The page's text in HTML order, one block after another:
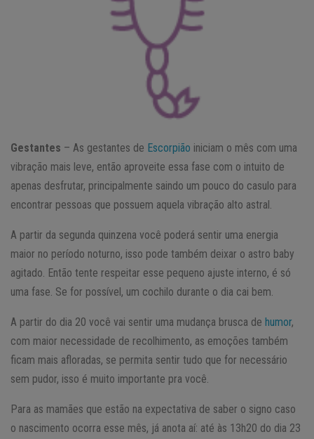
Gestantes – As gestantes de Escorpião iniciam o mês com uma
vibração mais leve, então aproveite essa fase com o intuito de
apenas desfrutar, principalmente saindo um pouco do casulo para
encontrar pessoas que possuem aquela vibração alto astral.
A partir da segunda quinzena você poderá sentir uma energia
maior no período noturno, isso pode também deixar o astro baby
agitado. Então tente respeitar esse pequeno ajuste interno, é só
uma fase. Se for possível, um cochilo durante o dia cai bem.
A partir do dia 20 você vai sentir uma mudança brusca de humor,
com maior necessidade de recolhimento, as emoções também
ficam mais afloradas, se permita sentir tudo que for necessário
sem pudor, isso é muito importante pra você.
Para as mamães que estão na expectativa de saber o signo caso
o nascimento ocorra esse mês, já anota aí: até às 13h20 do dia 23